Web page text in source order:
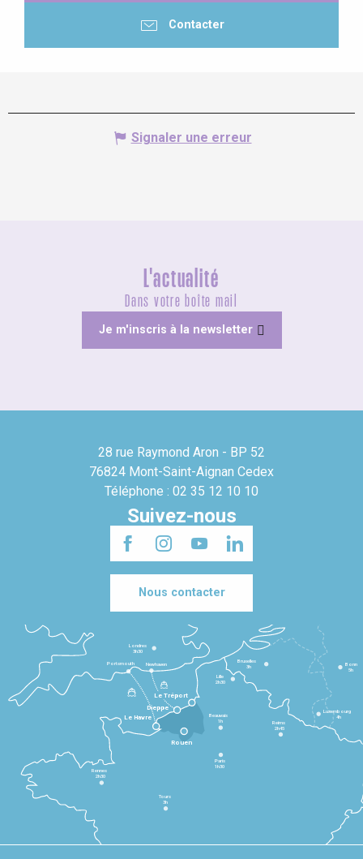
Contacter
Signaler une erreur
L'actualité
Dans votre boîte mail
Je m'inscris à la newsletter
28 rue Raymond Aron - BP 52
76824 Mont-Saint-Aignan Cedex
Téléphone : 02 35 12 10 10
Suivez-nous
Nous contacter
Le Havre
Dieppe
Le Tréport
Rennes
2h30
Tours
3h
Paris
1h30
Beauvais
1h
Reims
2h45
Lille
2h30
Bruxelles
3h
Londres
3h30
Newhaven
Portsmouth
Bonn
5h
Luxembourg
4h
Rouen